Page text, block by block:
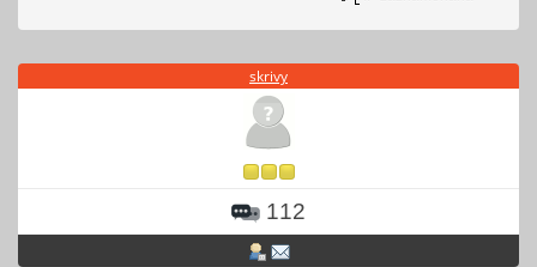
skrivy
112